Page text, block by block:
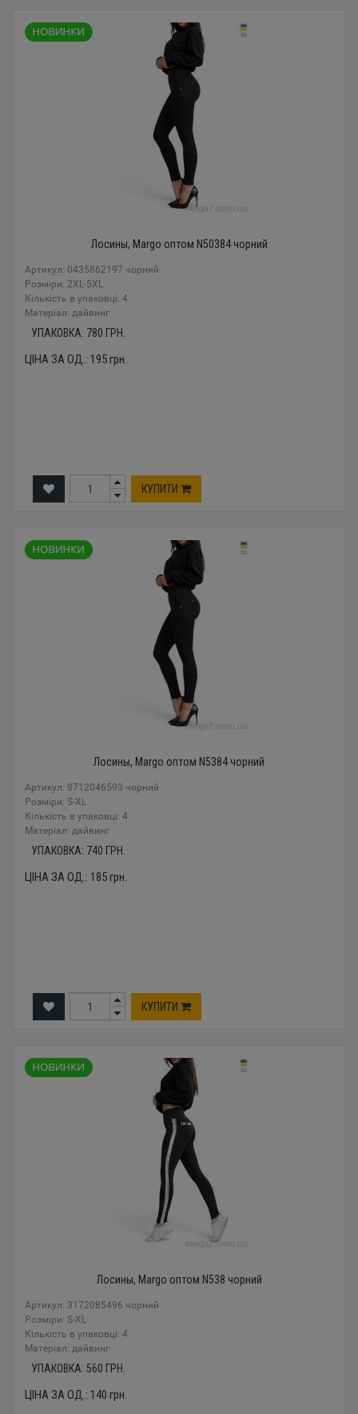
Лосины, Margo оптом N50384 чорний
Артикул: 0435862197 чорний
Розміри: 2XL-5XL
Кількість в упаковці: 4
Mатеріал: дайвинг
УПАКОВКА: 780 ГРН.
ЦІНА ЗА ОД.: 195грн.
КУПИТИ
Лосины, Margo оптом N5384 чорний
Артикул: 8712046593 чорний
Розміри: S-XL
Кількість в упаковці: 4
Mатеріал: дайвинг
УПАКОВКА: 740 ГРН.
ЦІНА ЗА ОД.: 185грн.
КУПИТИ
Лосины, Margo оптом N538 чорний
Артикул: 3172085496 чорний
Розміри: S-XL
Кількість в упаковці: 4
Mатеріал: дайвинг
УПАКОВКА: 560 ГРН.
ЦІНА ЗА ОД.: 140 грн.